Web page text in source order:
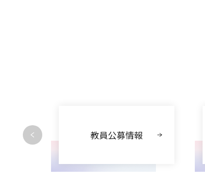
教員公募情報